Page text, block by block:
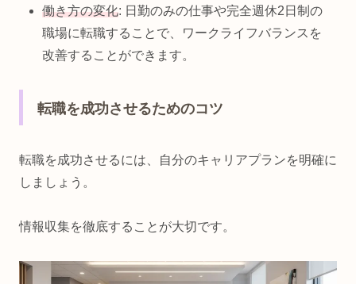
働き方の変化: 日勤のみの仕事や完全週休2日制の
職場に転職することで、ワークライフバランスを
改善することができます。
転職を成功させるためのコツ
転職を成功させるには、自分のキャリアプランを明確に
しましょう。
情報収集を徹底することが大切です。